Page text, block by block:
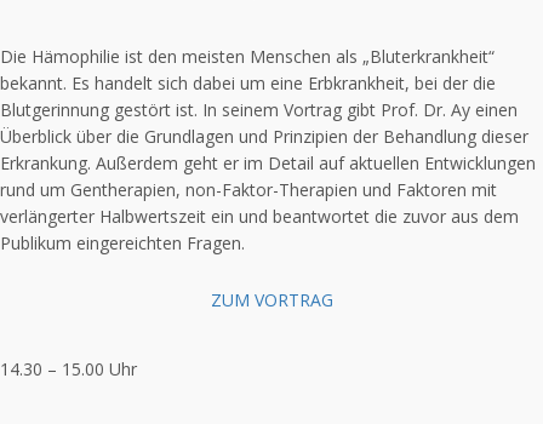
Die Hämophilie ist den meisten Menschen als „Bluterkrankheit“
bekannt. Es handelt sich dabei um eine Erbkrankheit, bei der die
Blutgerinnung gestört ist. In seinem Vortrag gibt Prof. Dr. Ay einen
Überblick über die Grundlagen und Prinzipien der Behandlung dieser
Erkrankung. Außerdem geht er im Detail auf aktuellen Entwicklungen
rund um Gentherapien, non-Faktor-Therapien und Faktoren mit
verlängerter Halbwertszeit ein und beantwortet die zuvor aus dem
Publikum eingereichten Fragen.
ZUM VORTRAG
14.30 – 15.00 Uhr